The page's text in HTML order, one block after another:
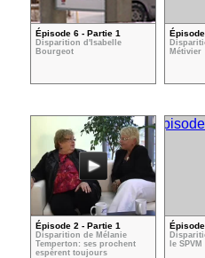
Épisode 6 - Partie 1
Disparition d'Isabelle
Bourgeot
Métivier
Épisode 2 - Partie 1
Disparition de Mélanie
Temperton: ses prochent
espèrent toujours
le